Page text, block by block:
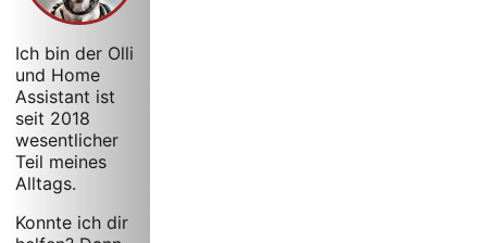
Ich bin der Olli
und Home
Assistant ist
seit 2018
wesentlicher
Teil meines
Alltags.
Konnte ich dir